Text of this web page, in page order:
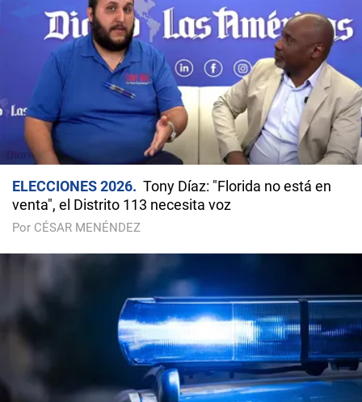
ELECCIONES 2026
Tony Díaz: "Florida no está en
venta", el Distrito 113 necesita voz
Por CÉSAR MENÉNDEZ